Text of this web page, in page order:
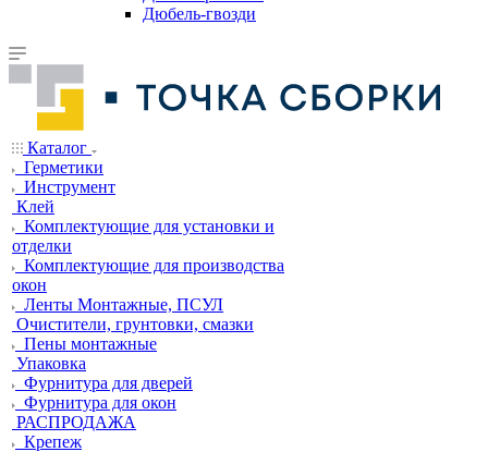
Дюбель-гвозди
Каталог
Герметики
Инструмент
Клей
Комплектующие для установки и
отделки
Комплектующие для производства
окон
Ленты Монтажные, ПСУЛ
Очистители, грунтовки, смазки
Пены монтажные
Упаковка
Фурнитура для дверей
Фурнитура для окон
РАСПРОДАЖА
Крепеж